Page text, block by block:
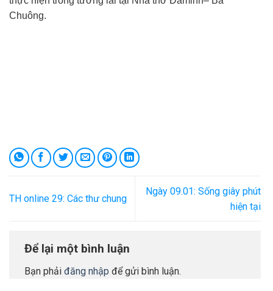
Chuông.
TH online 29: Các thư chung
Ngày 09.01: Sống giây phút
hiện tại
Để lại một bình luận
Bạn phải đăng nhập để gửi bình luận.